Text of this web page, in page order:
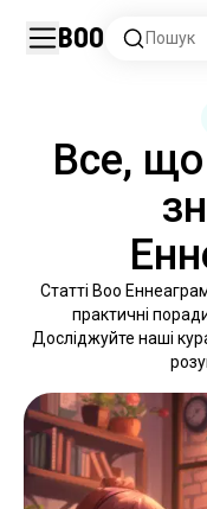
Boo Пошук
Все,
Статті Boo
практичні
Досліджуйте наші